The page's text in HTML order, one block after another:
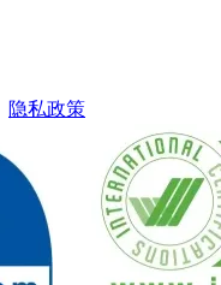
隐私政策